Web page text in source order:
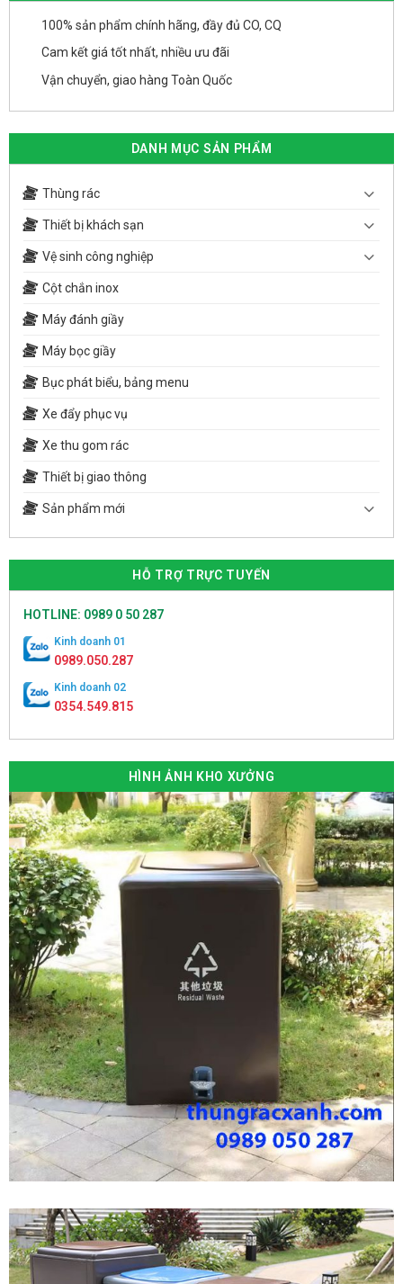
100% sản phẩm chính hãng, đầy đủ CO, CQ
Cam kết giá tốt nhất, nhiều ưu đãi
Vận chuyển, giao hàng Toàn Quốc
DANH MỤC SẢN PHẨM
Thùng rác
Thiết bị khách sạn
Vệ sinh công nghiệp
Cột chắn inox
Máy đánh giầy
Máy bọc giầy
Bục phát biểu, bảng menu
Xe đẩy phục vụ
Xe thu gom rác
Thiết bị giao thông
Sản phẩm mới
HỖ TRỢ TRỰC TUYẾN
HOTLINE: 0989 0 50 287
Kinh doanh 01
0989.050.287
Kinh doanh 02
0354.549.815
HÌNH ẢNH KHO XƯỞNG